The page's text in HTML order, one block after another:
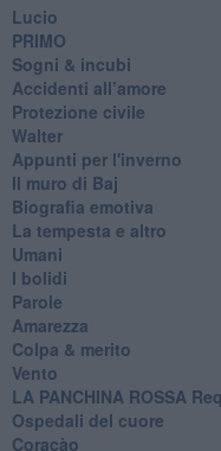
Lucio
PRIMO
Sogni & incubi
Accidenti all’amore
Protezione civile
Walter
Appunti per l'inverno
Il muro di Baj
Biografia emotiva
La tempesta e altro
Umani
I bolidi
Parole
Amarezza
Colpa & merito
Vento
​LA PANCHINA ROSSA
Ospedali del cuore
Coraçào